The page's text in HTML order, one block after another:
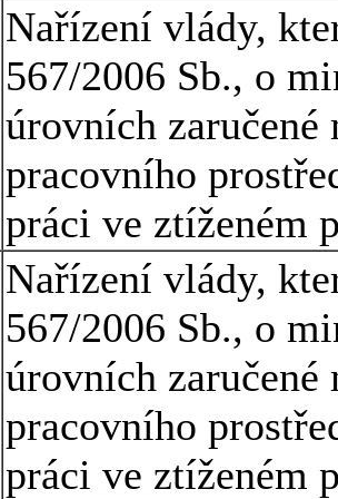
Nařízení vlády,
567/2006 Sb., o
úrovních zaručené
pracovního
práci ve ztíženém
Nařízení vlády,
567/2006 Sb., o
úrovních zaručené
pracovního
práci ve ztíženém